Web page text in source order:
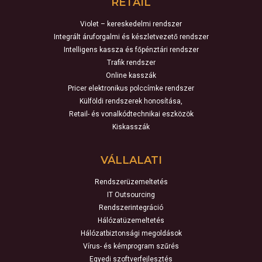
Violet – kereskedelmi rendszer
Integrált áruforgalmi és készletvezető rendszer
Intelligens kassza és főpénztári rendszer
Trafik rendszer
Online kasszák
Pricer elektronikus polccímke rendszer
Külföldi rendszerek honosítása,
Retail- és vonalkódtechnikai eszközök
Kiskasszák
VÁLLALATI
Rendszerüzemeltetés
IT Outsourcing
Rendszerintegráció
Hálózatüzemeltetés
Hálózatbiztonsági megoldások
Vírus- és kémprogram szűrés
Egyedi szoftverfejlesztés